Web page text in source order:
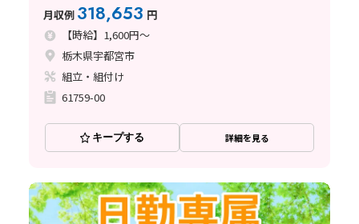
月収例 318,653 円
【時給】1,600円～
栃木県宇都宮市
組立・組付け
61759-00
キープする 詳細を見る